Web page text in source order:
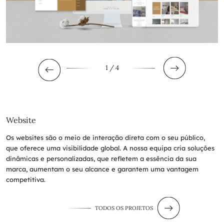
1/ 4
Website
Os websites são o meio de interação direta com o seu público,
que oferece uma visibilidade global. A nossa equipa cria soluções
dinâmicas e personalizadas, que refletem a essência da sua
marca, aumentam o seu alcance e garantem uma vantagem
competitiva.
TODOS OS PROJETOS